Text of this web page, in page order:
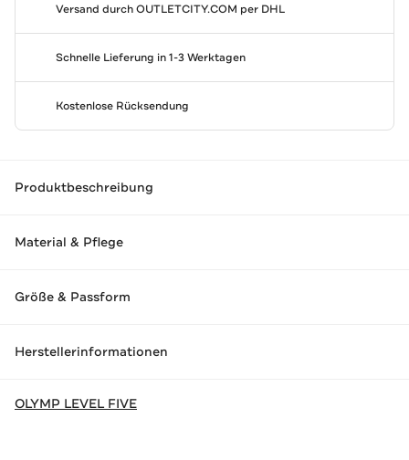
Versand durchOUTLETCITY.COM per DHL
Schnelle Lieferung in 1-3 Werktagen
Kostenlose Rücksendung
Produktbeschreibung
Material & Pflege
Größe & Passform
Herstellerinformationen
OLYMP LEVEL FIVE